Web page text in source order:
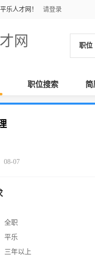
乐人才网！ 请登录
网 职位
职位搜索 简
08-07
全职
平乐
三年以上